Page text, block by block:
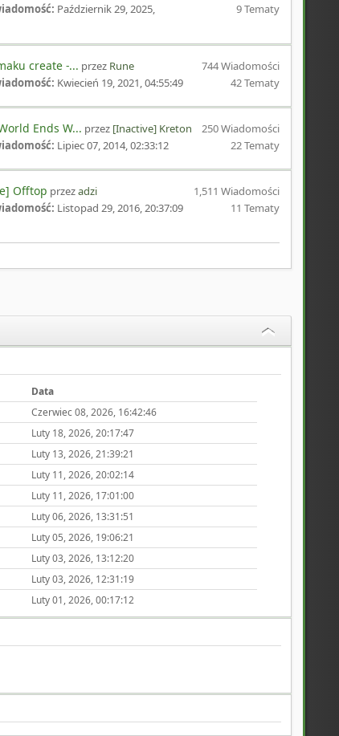
9 Tematy
Październik 29, 2025,
744 Wiadomości
42 Tematy
create -... przez Rune
Kwiecień 19, 2021, 04:55:49
250 Wiadomości
22 Tematy
Ends W... przez [Inactive] Kreton
Lipiec 07, 2014, 02:33:12
1,511 Wiadomości
11 Tematy
Offtop przezadzi
Listopad 29, 2016, 20:37:09
Data
Czerwiec 08, 2026, 16:42:46
Luty 18, 2026, 20:17:47
Luty 13, 2026, 21:39:21
Luty 11, 2026, 20:02:14
Luty 11, 2026, 17:01:00
Luty 06, 2026, 13:31:51
Luty 05, 2026, 19:06:21
Luty 03, 2026, 13:12:20
Luty 03, 2026, 12:31:19
Luty 01, 2026, 00:17:12